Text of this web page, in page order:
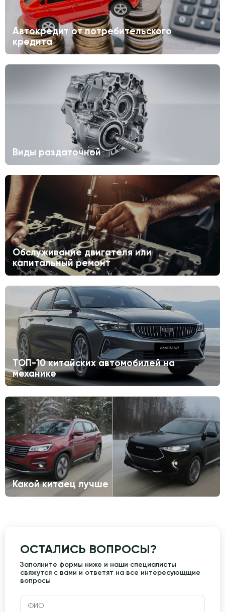
Автокредит от потребительского
кредита
Виды раздаточной
Обслуживание двигателя или
капитальный ремонт
ТОП-10 китайских автомобилей на
механике
Какой китаец лучше
ОСТАЛИСЬ ВОПРОСЫ?
Заполните формы ниже и наши специалисты
свяжутся с вами и ответят на все интересующщие
вопросы